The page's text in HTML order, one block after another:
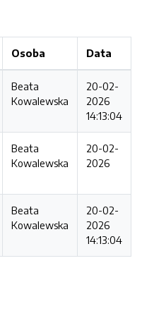
Osoba Data
Beata
Kowalewska
20-02-
2026
14:13:04
Beata
Kowalewska
20-02-
2026
Beata
Kowalewska
20-02-
2026
14:13:04